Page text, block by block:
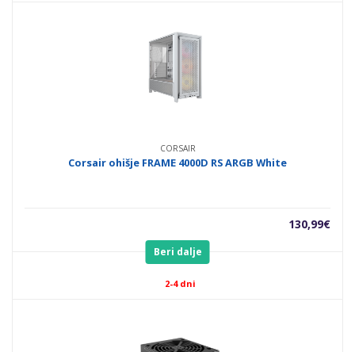
CORSAIR
Corsair ohišje FRAME 4000D RS ARGB White
130,99€
Beri dalje
2-4 dni